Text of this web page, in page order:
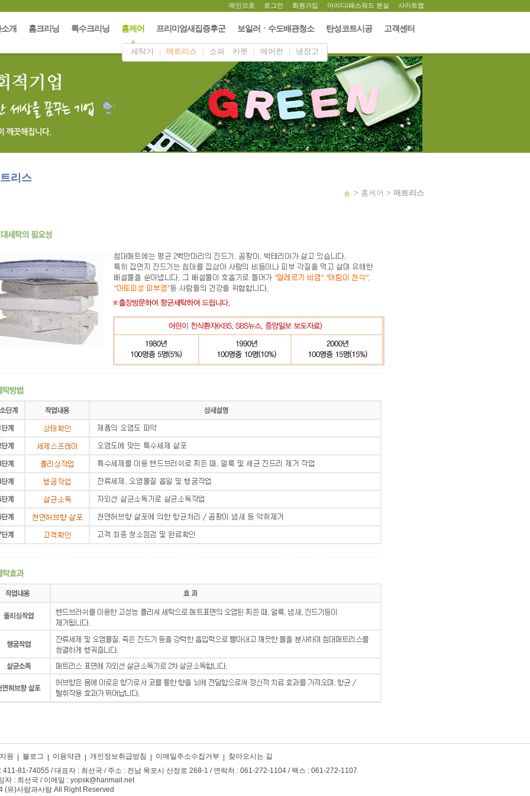
메인으로 로그인 회원가입 아이디/패스워드 분실 사이트맵
개 홈크리닝 특수크리닝 홈케어
세탁기 매트리스 소파ㆍ카펫 에어컨 냉장고
프리미엄새집증후군 보일러ㆍ수도배관청소 탄성코트시공 고객센터
리스
> 홈케어 > 매트리스
원 블로그 이용약관 개인정보취급방침 이메일주소수집거부
찾아오시는 길
411-81-74055 / 대표자 : 최선국 / 주소 : 전남 목포시 산정로 268-1 / 연락처 : 061-272-1104 / 팩스 : 061-272-1107
자 : 최선국 / 이메일 : yopsk@hanmail.net
(유)사람과사람 All Right Reserved